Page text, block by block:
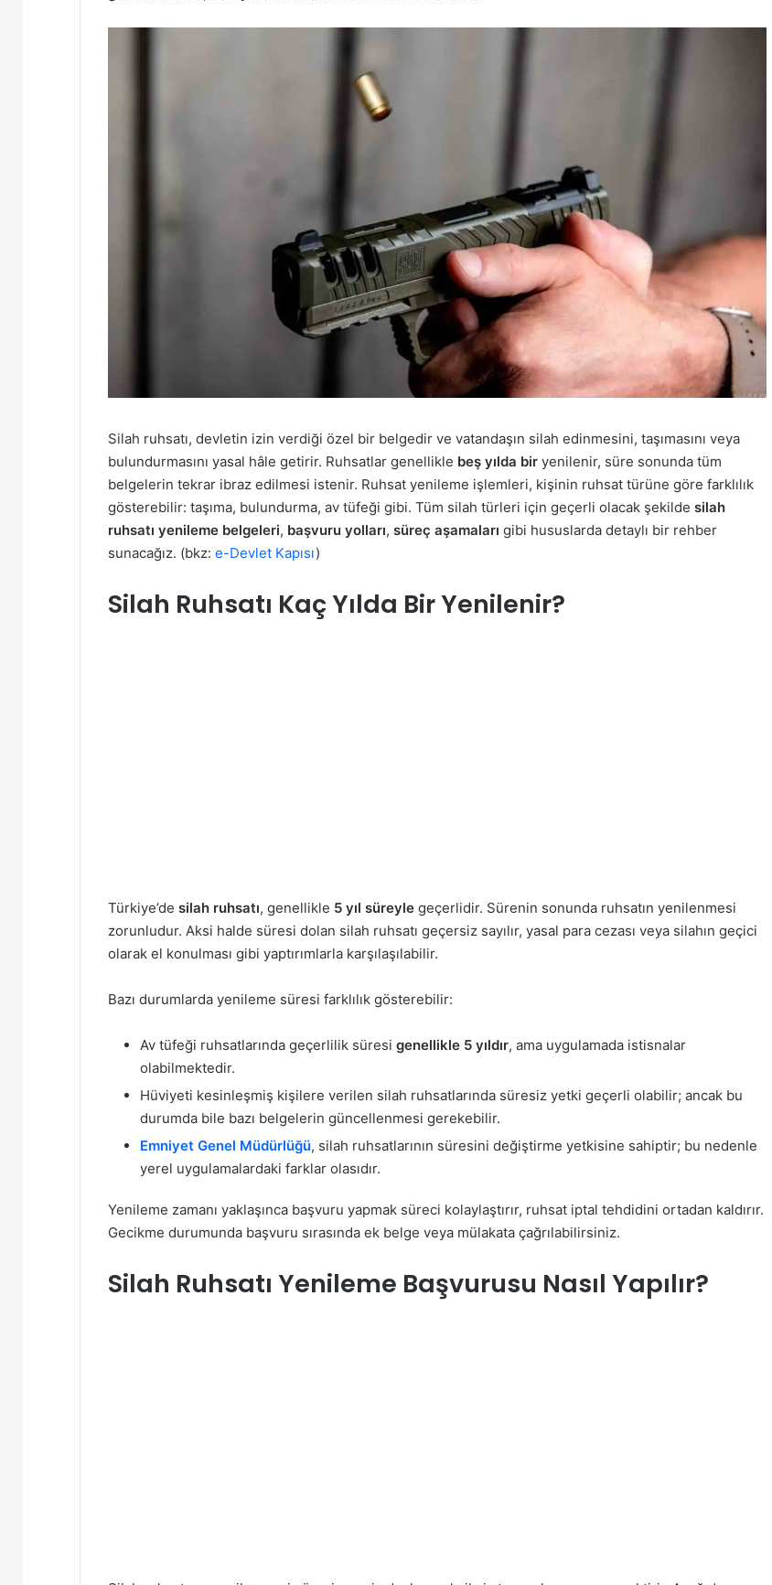
Silah ruhsatı, devletin izin verdiği özel bir belgedir ve vatandaşın silah edinmesini, taşımasını veya
bulundurmasını yasal hâle getirir. Ruhsatlar genellikle beş yılda bir yenilenir, süre sonunda tüm
belgelerin tekrar ibraz edilmesi istenir. Ruhsat yenileme işlemleri, kişinin ruhsat türüne göre farklılık
gösterebilir: taşıma, bulundurma, av tüfeği gibi. Tüm silah türleri için geçerli olacak şekilde silah
ruhsatı yenileme belgeleri, başvuru yolları, süreç aşamaları gibi hususlarda detaylı bir rehber
sunacağız. (bkz: e-Devlet Kapısı)
Silah Ruhsatı Kaç Yılda Bir Yenilenir?
Türkiye’de silah ruhsatı, genellikle 5 yıl süreyle geçerlidir. Sürenin sonunda ruhsatın yenilenmesi
zorunludur. Aksi halde süresi dolan silah ruhsatı geçersiz sayılır, yasal para cezası veya silahın geçici
olarak el konulması gibi yaptırımlarla karşılaşılabilir.
Bazı durumlarda yenileme süresi farklılık gösterebilir:
Av tüfeği ruhsatlarında geçerlilik süresi genellikle 5 yıldır, ama uygulamada istisnalar
olabilmektedir.
Hüviyeti kesinleşmiş kişilere verilen silah ruhsatlarında süresiz yetki geçerli olabilir; ancak bu
durumda bile bazı belgelerin güncellenmesi gerekebilir.
Emniyet Genel Müdürlüğü, silah ruhsatlarının süresini değiştirme yetkisine sahiptir; bu nedenle
yerel uygulamalardaki farklar olasıdır.
Yenileme zamanı yaklaşınca başvuru yapmak süreci kolaylaştırır, ruhsat iptal tehdidini ortadan kaldırır.
Gecikme durumunda başvuru sırasında ek belge veya mülakata çağrılabilirsiniz.
Silah Ruhsatı Yenileme Başvurusu Nasıl Yapılır?